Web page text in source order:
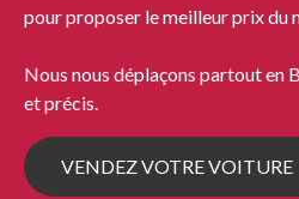
pour proposer le meilleur prix du
Nous nous déplaçons partout en
et précis.
VENDEZ VOTRE VOITURE